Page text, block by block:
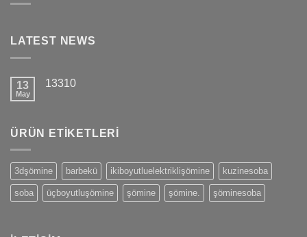
LATEST NEWS
13
May
13310
ÜRÜN ETIKETLERI
3dşömine barbekü ikiboyutluelektriklişömine kuzinesoba
soba üçboyutluşömine şömine şömine. şöminesoba